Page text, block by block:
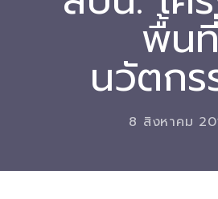
-- ปฏิทินการขับเคลื่อนพื้นที่น
Download
พื้นที่
นวัตกร
8 สิงหาคม